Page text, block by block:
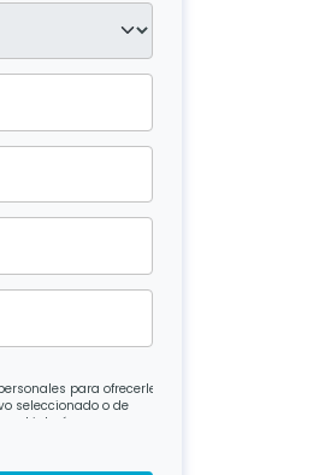
para ofrecerle
seleccionado o de
el interés